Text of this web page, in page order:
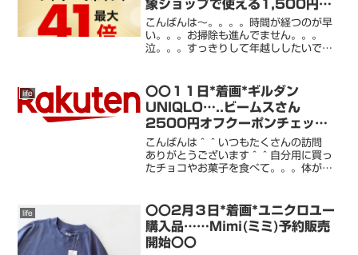
象ショップで使える1,500円
OFFクーポン
こんばんは〜。。。。時間が経つのが早
い。。。お掃除も進んでません。。。
泣。。。すっきりして年越ししたいで
情報はすぐにroomにアップします！！た
くさんのフォロー！！！あり...
life
〇〇１１日*着画*ギルダン
UNIQLO…..ビームスさん
2500円オフクーポンチェッ
ク〜〇〇
こんばんは＾＾いつもたくさんの訪問
ありがとうございます＾＾自分用に買っ
たチョコやお菓子を食べて。。。体が重
ーキングでも行かなきゃかも。。でも寒
すぎなんですよ。。。。こ...
life
〇〇2月３日*着画*ユニクロユー
購入品……Mimi(ミミ)予約販売
開始〇〇